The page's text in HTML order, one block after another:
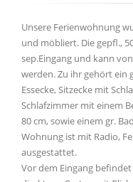
Unsere Ferienwohnung
und möbliert. Die gepfl.,
sep.Eingang und kann
werden. Zu ihr gehört ein
Essecke, Sitzecke mit
Schlafzimmer mit einem
80 cm, sowie einem gr.
Wohnung ist mit Radio,
ausgestattet.
Vor dem Eingang